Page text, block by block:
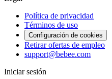
Política de privacidad
Términos de uso
Configuración de cookies
Retirar ofertas de empleo
support@bebee.com
Iniciar sesión